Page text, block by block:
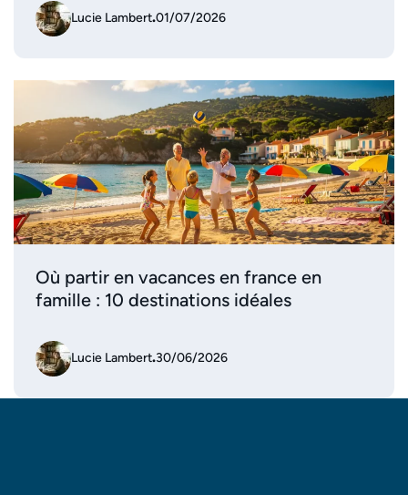
Lucie Lambert.01/07/2026
Où partir en vacances en france en
famille : 10 destinations idéales
Lucie Lambert.30/06/2026